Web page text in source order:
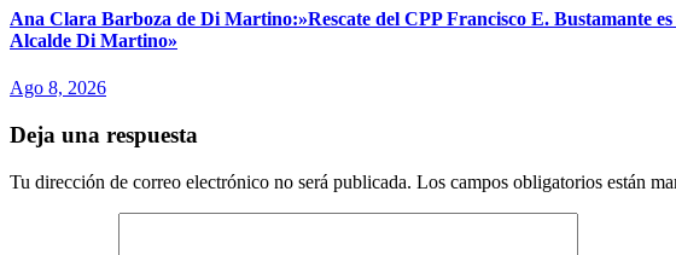
Ana Clara Barboza de Di Martino:»Rescate del CPP Francisco E. Bustamante
Alcalde Di Martino»
Ago 8, 2026
Deja una respuesta
Tu dirección de correo electrónico no será publicada. Los campos obligatorios están